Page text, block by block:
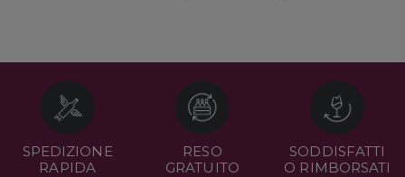
SPEDIZIONE
RAPIDA
RESO
GRATUITO
SODDISFATTI
O RIMBORSATI